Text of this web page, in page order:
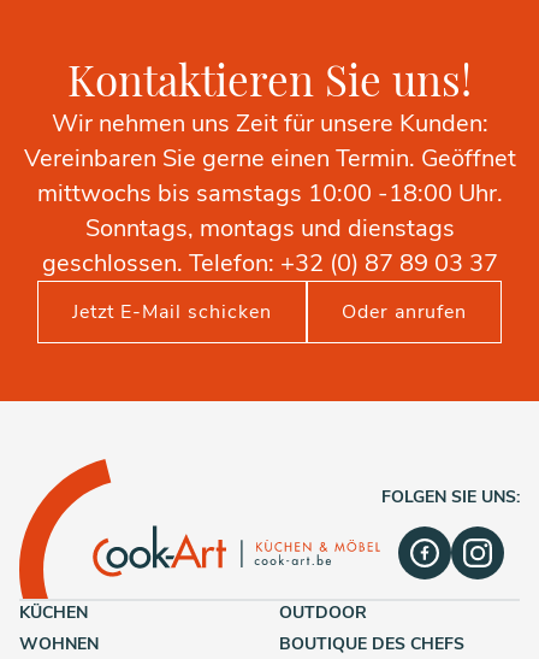
Kontaktieren Sie uns!
Wir nehmen uns Zeit für unsere Kunden:
Vereinbaren Sie gerne einen Termin. Geöffnet
mittwochs bis samstags 10:00 -18:00 Uhr.
Sonntags, montags und dienstags
geschlossen. Telefon: +32 (0) 87 89 03 37
Jetzt E-Mail schicken Oder anrufen
FOLGEN SIE UNS:
KÜCHEN
OUTDOOR
WOHNEN
BOUTIQUE DES CHEFS